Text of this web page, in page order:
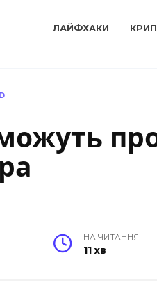
ЛАЙФХАКИ
НА ЧИТАННЯ
11 хв